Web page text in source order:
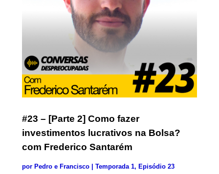
#23 – [Parte 2] Como fazer
investimentos lucrativos na Bolsa?
com Frederico Santarém
porPedroe Francisco | Temporada 1, Episódio 23